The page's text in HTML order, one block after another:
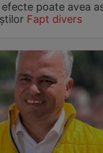
poate avea
Fapt divers